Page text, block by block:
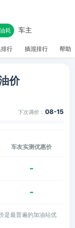
耗 车主
行 插混排行 帮助
价
下次调价： 08-15
车友实测优惠价
-
-
是最普遍的加油站优